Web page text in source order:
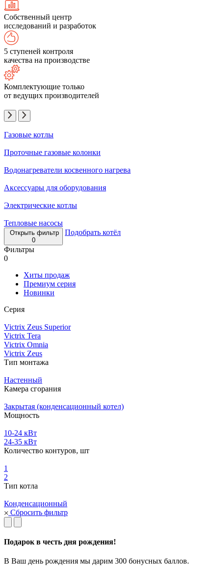
Собственный центр
исследований и разработок
5 ступеней контроля
качества на производстве
Комплектующие только
от ведущих производителей
Газовые котлы
Проточные газовые колонки
Водонагреватели косвенного нагрева
Аксессуары для оборудования
Электрические котлы
Тепловые насосы
Открыть фильтр
0
Подобрать котёл
Фильтры
0
Хиты продаж
Премиум серия
Новинки
Серия
Victrix Zeus Superior
Victrix Tera
Victrix Omnia
Victrix Zeus
Тип монтажа
Настенный
Камера сгорания
Закрытая (конденсационный котел)
Мощность
10-24 кВт
24-35 кВт
Количество контуров, шт
1
2
Тип котла
Конденсационный
Сбросить фильтр
Подарок в честь дня рождения!
В Ваш день рождения мы дарим 300 бонусных баллов.